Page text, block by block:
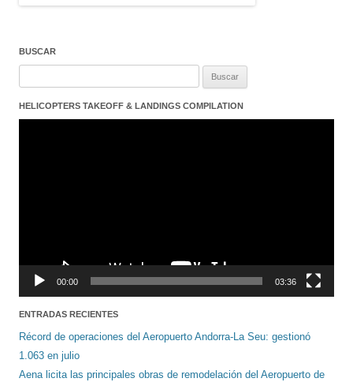
BUSCAR
HELICOPTERS TAKEOFF & LANDINGS COMPILATION
00:00 03:36
ENTRADAS RECIENTES
Récord de operaciones del Aeropuerto Andorra-La Seu: gestionó
1.063 en julio
Aena licita las principales obras de remodelación del Aeropuerto de